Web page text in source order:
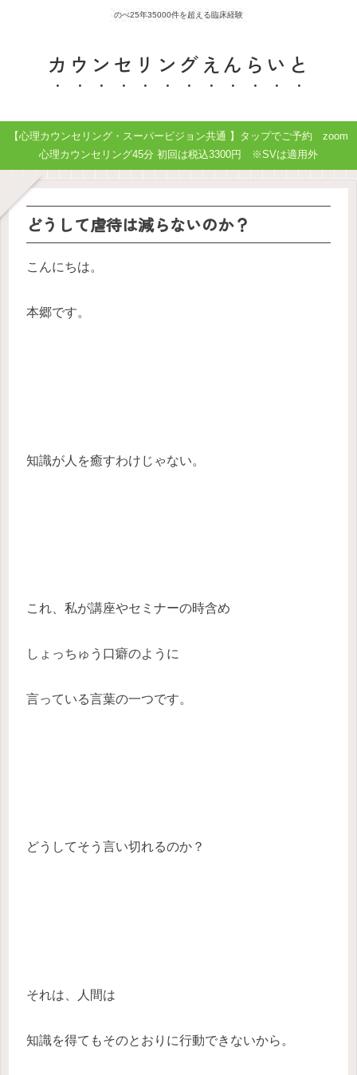
のべ25年35000件を超える臨床経験
カウンセリングえんらいと
【心理カウンセリング・スーパービジョン共通 】タップでご予約 zoom
心理カウンセリング45分 初回は税込3300円 ※SVは適用外
どうして虐待は減らないのか？
こんにちは。
本郷です。
知識が人を癒すわけじゃない。
これ、私が講座やセミナーの時含め
しょっちゅう口癖のように
言っている言葉の一つです。
どうしてそう言い切れるのか？
それは、人間は
知識を得てもそのとおりに行動できないから。